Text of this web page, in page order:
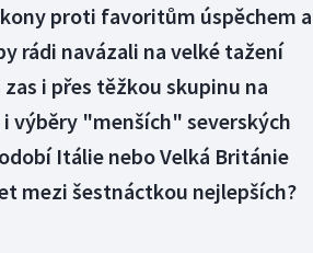
proti favoritům úspěchem a
rádi navázali na velké tažení
i přes těžkou skupinu na
výběry "menších" severských
Itálie nebo Velká Británie
mezi šestnáctkou nejlepších?